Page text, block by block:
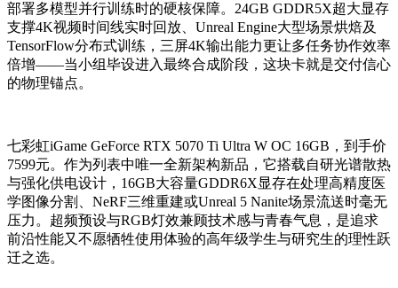
部署多模型并行训练时的硬核保障。24GB GDDR5X超大显存
支撑4K视频时间线实时回放、Unreal Engine大型场景烘焙及
TensorFlow分布式训练，三屏4K输出能力更让多任务协作效率
倍增——当小组毕设进入最终合成阶段，这块卡就是交付信心
的物理锚点。
七彩虹iGame GeForce RTX 5070 Ti Ultra W OC 16GB，到手价
7599元。作为列表中唯一全新架构新品，它搭载自研光谱散热
与强化供电设计，16GB大容量GDDR6X显存在处理高精度医
学图像分割、NeRF三维重建或Unreal 5 Nanite场景流送时毫无
压力。超频预设与RGB灯效兼顾技术感与青春气息，是追求
前沿性能又不愿牺牲使用体验的高年级学生与研究生的理性跃
迁之选。